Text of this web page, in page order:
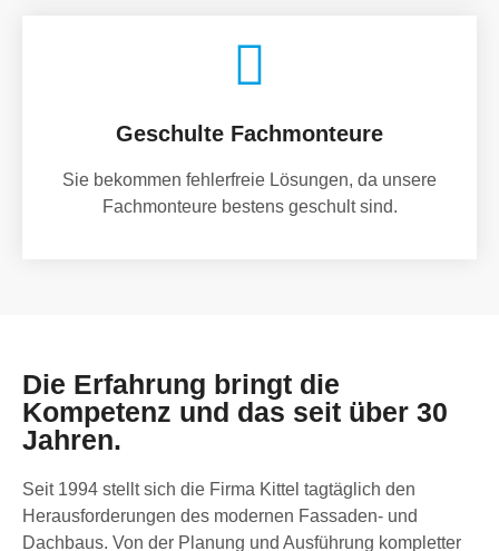
Geschulte Fachmonteure
Sie bekommen fehlerfreie Lösungen, da unsere
Fachmonteure bestens geschult sind.
Die Erfahrung bringt die
Kompetenz und das seit über 30
Jahren.
Seit 1994 stellt sich die Firma Kittel tagtäglich den
Herausforderungen des modernen Fassaden- und
Dachbaus. Von der Planung und Ausführung kompletter